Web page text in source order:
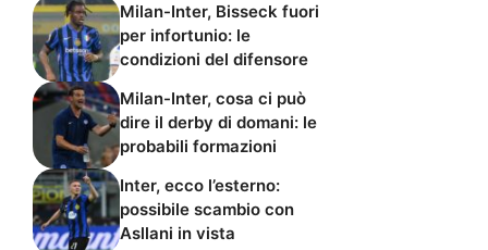
Milan-Inter, Bisseck fuori
per infortunio: le
condizioni del difensore
Milan-Inter, cosa ci può
dire il derby di domani: le
probabili formazioni
Inter, ecco l’esterno:
possibile scambio con
Asllani in vista